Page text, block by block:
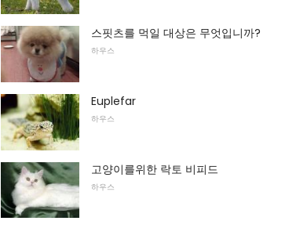
스핏츠를 먹일 대상은 무엇입니까?
하우스
Euplefar
하우스
고양이를위한 락토 비피드
하우스